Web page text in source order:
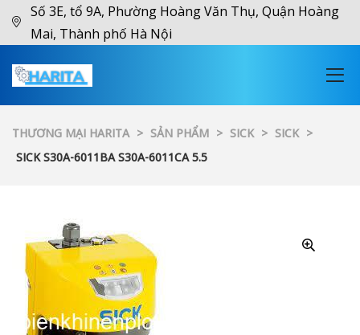
Số 3E, tổ 9A, Phường Hoàng Văn Thụ, Quận Hoàng
Mai, Thành phố Hà Nội
THƯƠNG MẠI HARITA > SẢN PHẨM > SICK > SICK >
SICK S30A-6011BA S30A-6011CA 5.5